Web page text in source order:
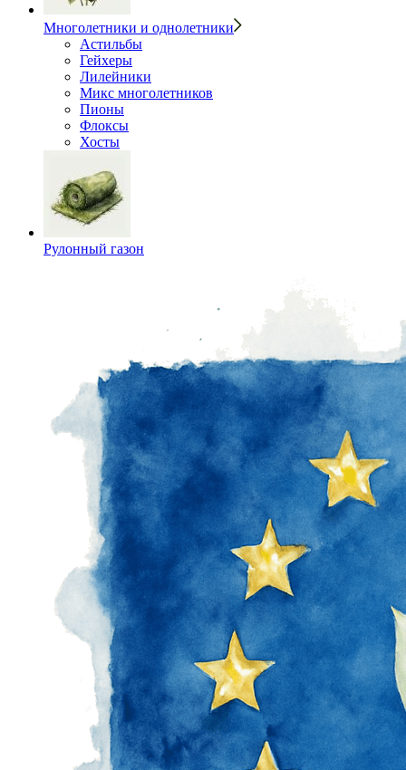
Многолетники и однолетники
Астильбы
Гейхеры
Лилейники
Микс многолетников
Пионы
Флоксы
Хосты
Рулонный газон